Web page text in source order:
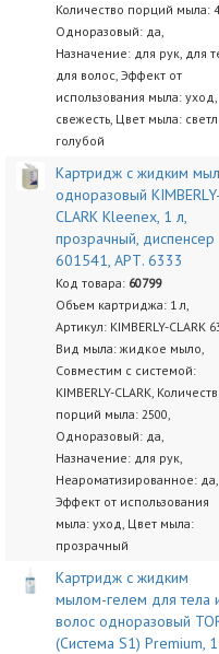
Количество порций мыла:
Одноразовый: да,
Назначение: для рук, для
для волос, Эффект от
использования мыла: уход,
свежесть, Цвет мыла:
голубой
Картридж с жидким
одноразовый KIMBERLY-
CLARK Kleenex, 1 л,
прозрачный, диспенсер
601541, АРТ. 6333
Код товара: 60799
Объем картриджа: 1 л,
Артикул: KIMBERLY-CLARK
Вид мыла: жидкое мыло,
Совместим с системой:
KIMBERLY-CLARK,
порций мыла: 2500,
Одноразовый: да,
Назначение: для рук,
Неароматизированное: да,
Эффект от использования
мыла: уход, Цвет мыла:
прозрачный
Картридж с жидким
мылом-гелем для тела
волос одноразовый
(Система S1) Premium,